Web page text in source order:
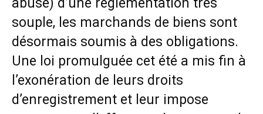
abusé) d’une réglementation très
souple, les marchands de biens sont
désormais soumis à des obligations.
Une loi promulguée cet été a mis fin à
l’exonération de leurs droits
d’enregistrement et leur impose